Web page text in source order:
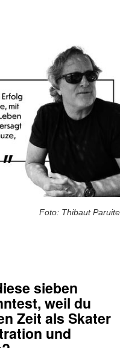
Foto: Thibaut Paruite
sieben
weil du
Zeit als Skater
und